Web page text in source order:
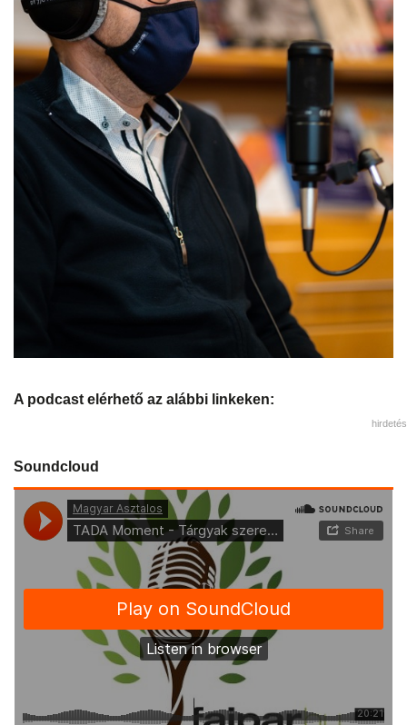
A podcast elérhető az alábbi linkeken:
hirdetés
Soundcloud